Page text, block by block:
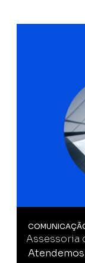
Assessoria